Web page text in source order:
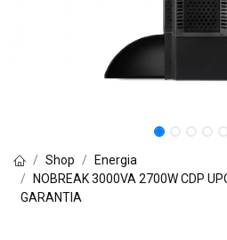
Shop
Energia
NOBREAK 3000VA 2700W CDP
GARANTIA